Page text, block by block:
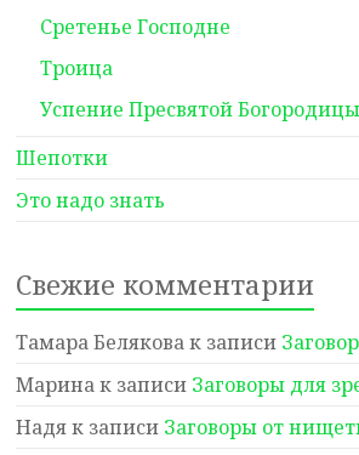
Сретенье Господне
Троица
Успение Пресвятой Богородицы
Шепотки
Это надо знать
Свежие комментарии
Тамара Беляковак записи
Маринак записи Заговоры для
Надяк записи Заговоры от